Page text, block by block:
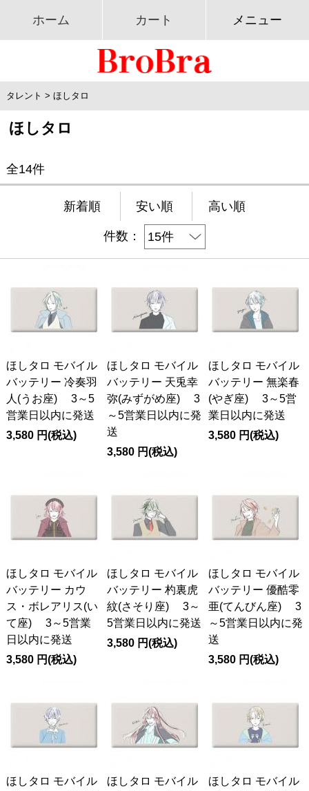
ホーム カート メニュー
タレント > ほしタロ
ほしタロ
全14件
新着順 安い順 高い順
件数：
ほしタロ モバイル
バッテリー 冷奏羽
人(うお座) 3～5
営業日以内に発送
3,580円(税込)
ほしタロ モバイル
バッテリー 天兎幸
弥(みずがめ座) 3
～5営業日以内に発
送
3,580 円(税込)
ほしタロ モバイル
バッテリー 無楽春
(やぎ座) 3～5営
業日以内に発送
3,580円(税込)
ほしタロ モバイル
バッテリー カウ
ス・ボレアリス(い
て座) 3～5営業
日以内に発送
3,580円(税込)
ほしタロ モバイル
バッテリー 杓裏虎
紋(さそり座) 3～
5営業日以内に発送
3,580 円(税込)
ほしタロ モバイル
バッテリー 優酷零
亜(てんびん座) 3
～5営業日以内に発
送
3,580円(税込)
ほしタロ モバイル
ほしタロ モバイル
ほしタロ モバイル